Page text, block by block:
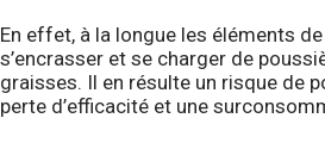
En effet, à la longue les éléments
s’encrasser et se charger de
graisses. Il en résulte un risque de
perte d’efficacité et une